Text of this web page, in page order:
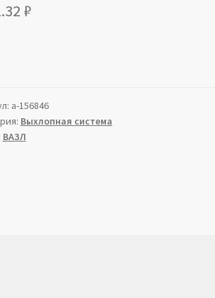
₽
a-156846
Выхлопная система
ВАЗЛ